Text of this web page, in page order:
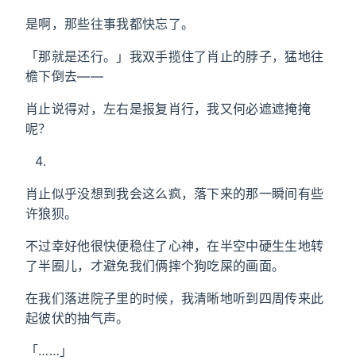
是啊，那些往事我都快忘了。
「那就是还行。」我双手揽住了肖止的脖子，猛地往
檐下倒去——
肖止说得对，左右是报复肖行，我又何必遮遮掩掩
呢？
肖止似乎没想到我会这么疯，落下来的那一瞬间有些
许狼狈。
不过幸好他很快便稳住了心神，在半空中硬生生地转
了半圈儿，才避免我们俩摔个狗吃屎的画面。
在我们落进院子里的时候，我清晰地听到四周传来此
起彼伏的抽气声。
「……」